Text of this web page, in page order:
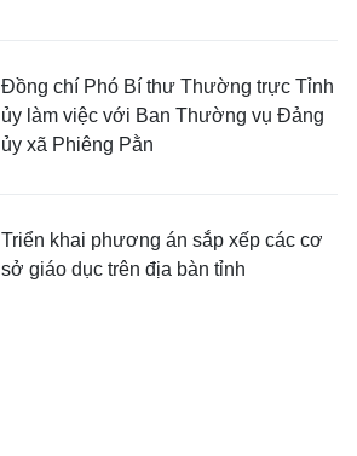
Đồng chí Phó Bí thư Thường trực Tỉnh
ủy làm việc với Ban Thường vụ Đảng
ủy xã Phiêng Pằn
Triển khai phương án sắp xếp các cơ
sở giáo dục trên địa bàn tỉnh